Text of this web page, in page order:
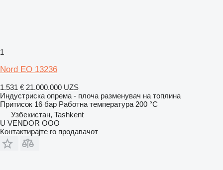
1
Nord EO 13236
1.531 € 21.000.000 UZS
Индустриска опрема - плоча разменувач на топлина
Притисок 16 бар Работна температура 200 °C
Узбекистан, Tashkent
U VENDOR OOO
Контактирајте го продавачот